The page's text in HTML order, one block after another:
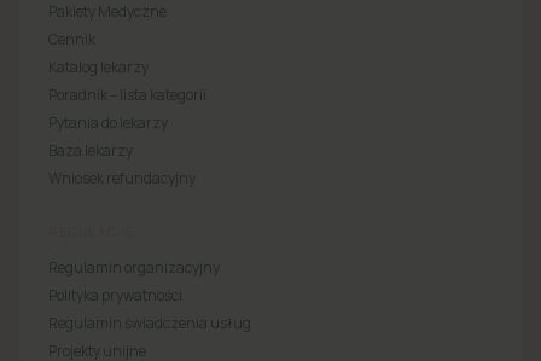
Pakiety Medyczne
Cennik
Katalog lekarzy
Poradnik – lista kategorii
Pytania do lekarzy
Baza lekarzy
Wniosek refundacyjny
Regulamin organizacyjny
Polityka prywatności
Regulamin świadczenia usług
Projekty unijne